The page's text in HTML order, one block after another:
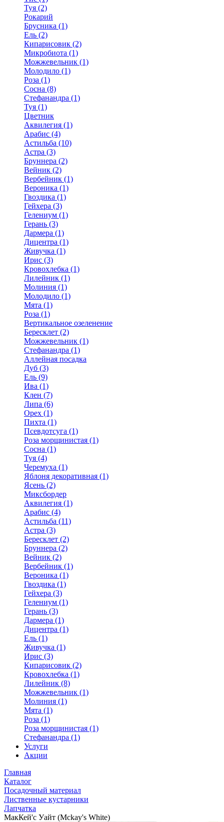
Туя (2)
Рокарий
Брусника (1)
Ель (2)
Кипарисовик (2)
Микробиота (1)
Можжевельник (1)
Молодило (1)
Роза (1)
Сосна (8)
Стефанандра (1)
Туя (1)
Цветник
Аквилегия (1)
Арабис (4)
Астильба (10)
Астра (3)
Бруннера (2)
Вейник (2)
Вербейник (1)
Вероника (1)
Гвоздика (1)
Гейхера (3)
Гелениум (1)
Герань (3)
Дармера (1)
Дицентра (1)
Живучка (1)
Ирис (3)
Кровохлебка (1)
Лилейник (1)
Молиния (1)
Молодило (1)
Мята (1)
Роза (1)
Вертикальное озеленение
Бересклет (2)
Можжевельник (1)
Стефанандра (1)
Аллейная посадка
Дуб (3)
Ель (9)
Ива (1)
Клен (7)
Липа (6)
Орех (1)
Пихта (1)
Псевдотсуга (1)
Роза морщинистая (1)
Сосна (1)
Туя (4)
Черемуха (1)
Яблоня декоративная (1)
Ясень (2)
Миксбордер
Аквилегия (1)
Арабис (4)
Астильба (11)
Астра (3)
Бересклет (2)
Бруннера (2)
Вейник (2)
Вербейник (1)
Вероника (1)
Гвоздика (1)
Гейхера (3)
Гелениум (1)
Герань (3)
Дармера (1)
Дицентра (1)
Ель (1)
Живучка (1)
Ирис (3)
Кипарисовик (2)
Кровохлебка (1)
Лилейник (8)
Можжевельник (1)
Молиния (1)
Мята (1)
Роза (1)
Роза морщинистая (1)
Стефанандра (1)
Услуги
Акции
Главная
Каталог
Посадочный материал
Лиственные кустарники
Лапчатка
МакКей'с Уайт (Mckay's White)